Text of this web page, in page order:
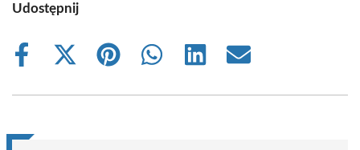
Udostępnij
Share
Share
(Twitter)
Share
Share
Share
Share